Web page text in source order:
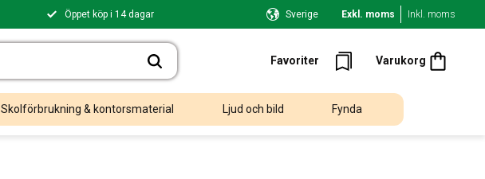
Öppet köp i 14 dagar Sverige Exkl. moms Inkl. moms
Favoriter Varukorg
Favoriter
Skolförbrukning & kontorsmaterial Ljud och bild Fynda